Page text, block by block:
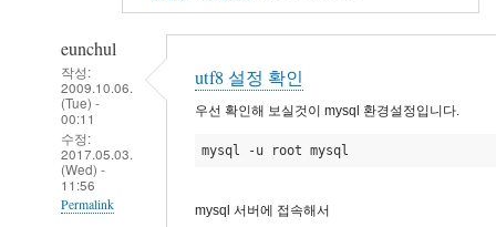
eunchul
작성:
2009.10.06.
(Tue) -
00:11
수정:
2017.05.03.
(Wed) -
11:56
Permalink
utf8 설정 확인
우선 확인해 보실것이 mysql 환경설정입니다.
mysql -u root mysql
mysql 서버에 접속해서